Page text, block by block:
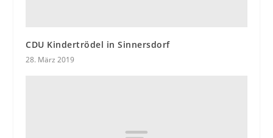
CDU Kindertrödel in Sinnersdorf
28. März 2019